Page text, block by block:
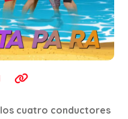
cuatro conductores